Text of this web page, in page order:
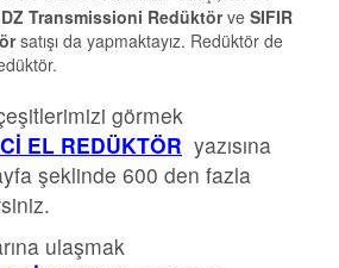
Transmissioni Redüktörve SIFIR
satışı da yapmaktayız. Redüktör de
görmek
EL REDÜKTÖR yazısına
şeklinde 600 den fazla
ulaşmak